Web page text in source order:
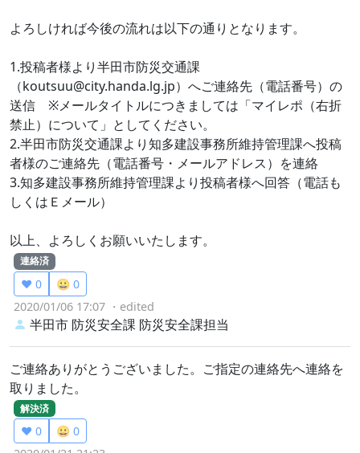
よろしければ今後の流れは以下の通りとなります。
1.投稿者様より半田市防災交通課
（koutsuu@city.handa.lg.jp）へご連絡先（電話番号）の
送信 ※メールタイトルにつきましては「マイレポ（右折
禁止）について」としてください。
2.半田市防災交通課より知多建設事務所維持管理課へ投稿
者様のご連絡先（電話番号・メールアドレス）を連絡
3.知多建設事務所維持管理課より投稿者様へ回答（電話も
しくはＥメール）
以上、よろしくお願いいたします。
連絡済
❤️ 0
😀 0
2020/01/06 17:07 ・edited
半田市 防災安全課 防災安全課担当
ご連絡ありがとうございました。ご指定の連絡先へ連絡を
取りました。
解決済
❤️ 0
😀 0